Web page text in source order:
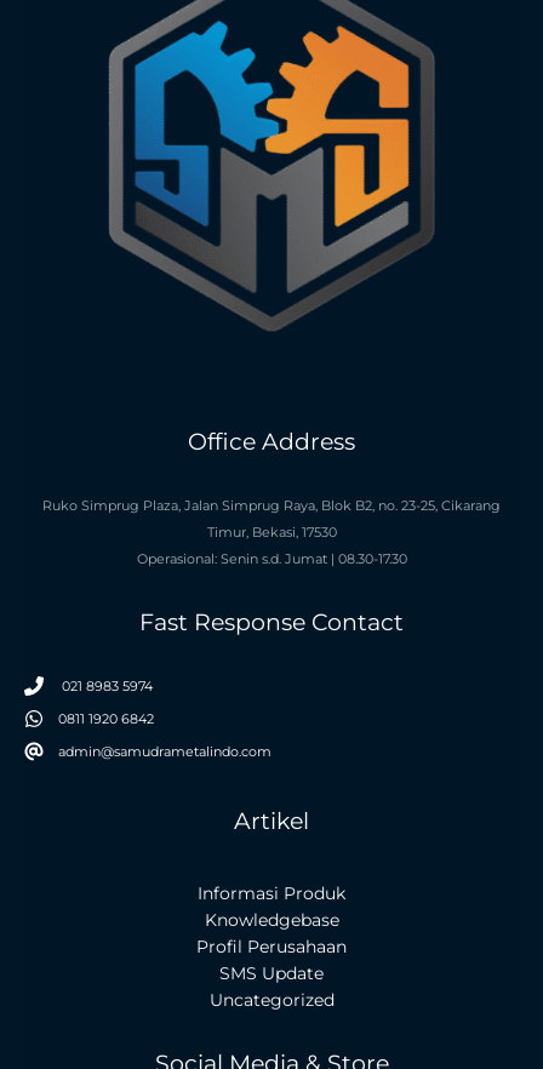
Office Address
Ruko Simprug Plaza, Jalan Simprug Raya, Blok B2, no. 23-25, Cikarang
Timur, Bekasi, 17530
Operasional: Senin s.d. Jumat | 08.30-17.30
Fast Response Contact
021 8983 5974
0811 1920 6842
admin@samudrametalindo.com
Artikel
Informasi Produk
Knowledgebase
Profil Perusahaan
SMS Update
Uncategorized